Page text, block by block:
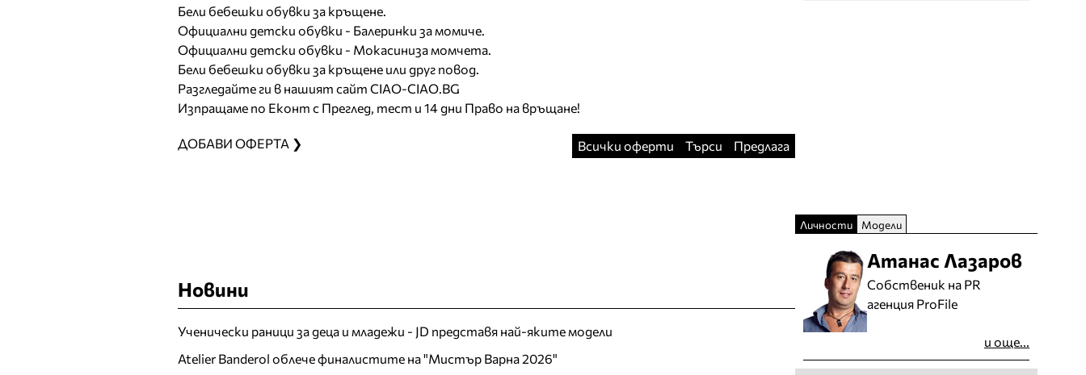
Бели бебешки обувки за кръщене.
Официални детски обувки - Балеринки за момиче.
Официални детски обувки - Мокасиниза момчета.
Бели бебешки обувки за кръщене или друг повод.
Разгледайте ги в нашият сайт CIAO-CIAO.BG
Изпращаме по Еконт с Преглед, тест и 14 дни Право на връщане!
ДОБАВИ ОФЕРТА ❯ Всички оферти Търси Предлага
Новини
Ученически раници за деца и младежи - JD представя най-яките модели
Atelier Banderol облече финалистите на "Мистър Варна 2026"
Личности Модели
Атанас Лазаров
Собственик на PR
агенция ProFile
и още...